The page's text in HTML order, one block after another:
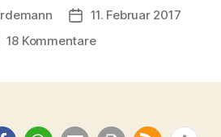
Beitragsdatum
11. Februar 2017
18 Kommentarezu
–